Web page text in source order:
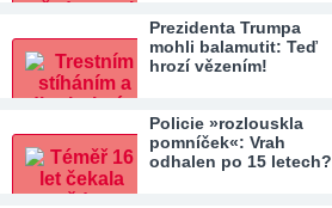
Prezidenta Trumpa
mohli balamutit: Teď
hrozí vězením!
Policie »rozlouskla
pomníček«: Vrah
odhalen po 15 letech?